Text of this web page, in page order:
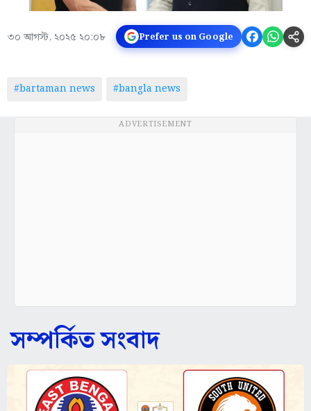
৩০ আগস্ট, ২০২৫ ২০:০৮ Prefer us on Google
#bartaman news #bangla news
ADVERTISEMENT
সম্পর্কিত সংবাদ